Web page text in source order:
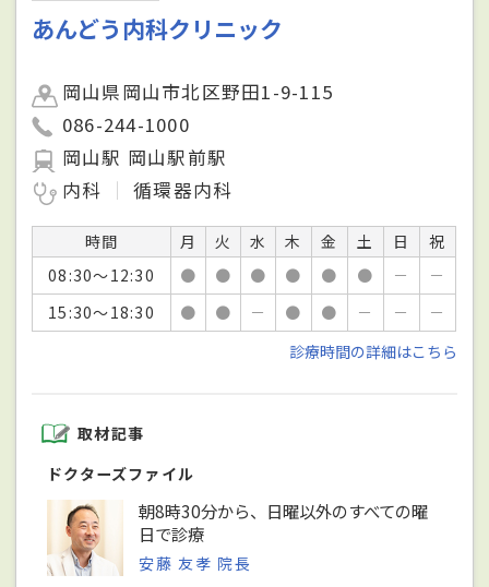
あんどう内科クリニック
岡山県岡山市北区野田1-9-115
086-244-1000
岡山駅 岡山駅前駅
内科
循環器内科
時間 月 火 水 木 金 土 日
祝
08:30～12:30
● ● ● ● ● ● －
－
15:30～18:30
● ● － ● ● － －
－
診療時間の詳細はこちら
取材記事
ドクターズファイル
朝8時30分から、日曜以外のすべての曜
日で診療
安藤 友孝 院長